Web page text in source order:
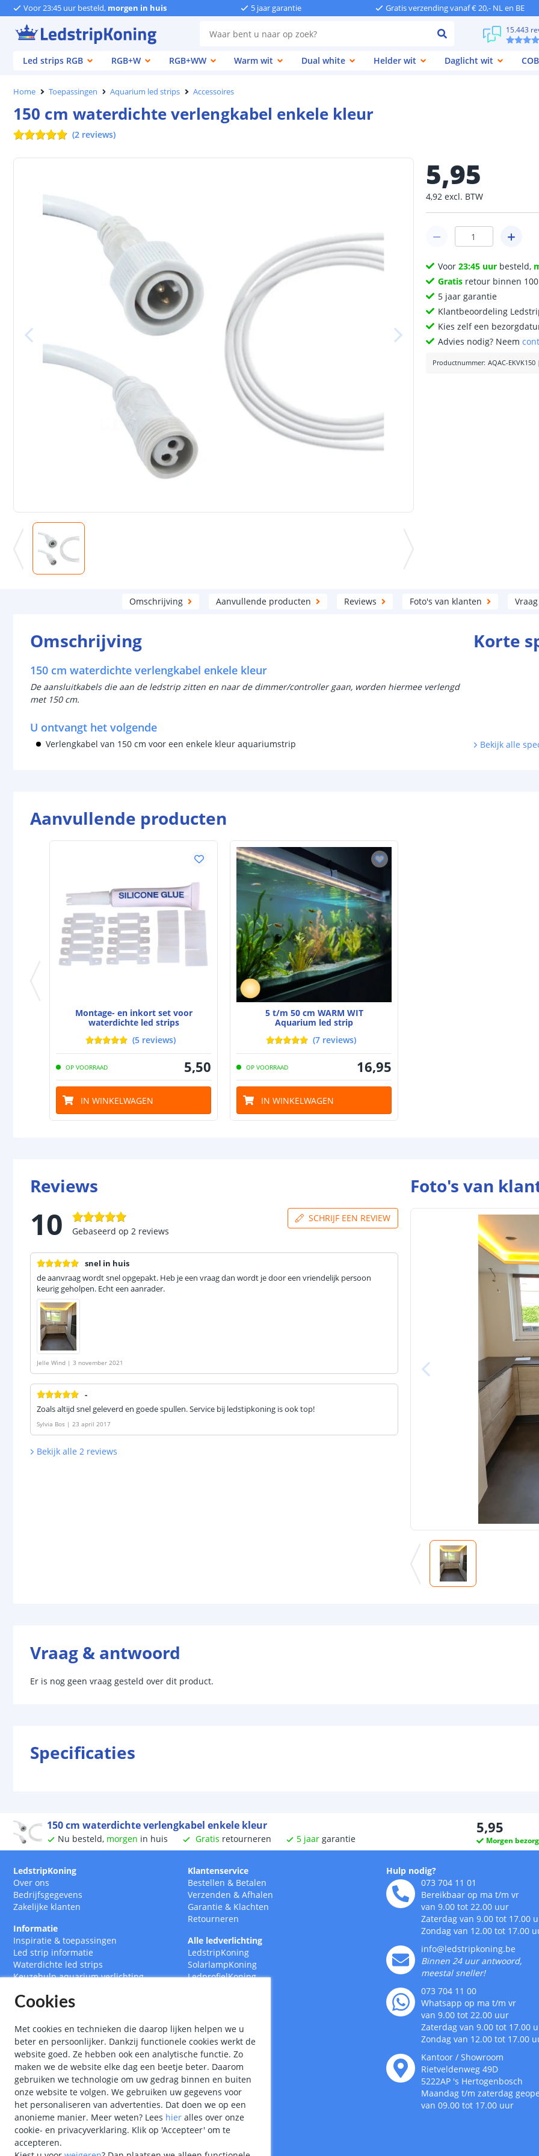
Voor 23:45 uur besteld, morgen in huis 5 jaar garantie Gratis verzending vanaf € 20,- NL en BE
15.443
Led strips RGB RGB+W RGB+WW Warm wit Dual white Helder wit Daglicht wit COB
Home Toepassingen Aquarium led strips Accessoires
150 cm waterdichte verlengkabel enkele kleur
(2 reviews)
5,95
4,92 excl. BTW
Voor23:45 uur besteld,
Gratis retour binnen
5 jaar garantie
Klantbeoordeling
Kies zelf een
Advies nodig? Neem
Productnummer: AQAC-EKVK150
Omschrijving Aanvullende producten Reviews Foto's van klanten
Omschrijving
150 cm waterdichte verlengkabel enkele kleur
De aansluitkabels die aan de ledstrip zitten en naar de dimmer/controller gaan, worden hiermee verlengd
met 150 cm.
U ontvangt het volgende
Verlengkabel van 150 cm voor een enkele kleur aquariumstrip
Korte
Bekijk alle
Aanvullende producten
Montage- en inkort set voor
waterdichte led strips
(5 reviews)
OP VOORRAAD 5,50
IN WINKELWAGEN
5 t/m 50 cm WARM WIT
Aquarium led strip
(7 reviews)
OP VOORRAAD 16,95
IN WINKELWAGEN
Reviews
10 Gebaseerd op 2 reviews
SCHRIJF EEN REVIEW
snel in huis
de aanvraag wordt snel opgepakt. Heb je een vraag dan wordt je door een vriendelijk persoon
keurig geholpen. Echt een aanrader.
Jelle Wind | 3 november 2021
-
Zoals altijd snel geleverd en goede spullen. Service bij ledstipkoning is ook top!
Sylvia Bos | 23 april 2017
Bekijk alle 2 reviews
Foto's van
Vraag & antwoord
Er is nog geen vraag gesteld over dit product.
Specificaties
150 cm waterdichte verlengkabel enkele kleur
Nu besteld, morgen in huis Gratis retourneren 5 jaar garantie
5,95
Morgen
LedstripKoning
Over ons
Bedrijfsgegevens
Zakelijke klanten
Informatie
Inspiratie & toepassingen
Led strip informatie
Waterdichte led strips
Keuzehulp aquarium verlichting
RGB CCT Multicolor led strips
Led drivers
Ledstrips 12 Volt
Ledstrips 24 Volt
Ledstrip 5 meter
Ledstrip 10 meter
Klantenservice
Bestellen & Betalen
Verzenden & Afhalen
Garantie & Klachten
Retourneren
Alle ledverlichting
LedstripKoning
SolarlampKoning
LedprofielKoning
Hulp nodig?
073 704 11 01
Bereikbaar op ma t/m vr
van 9.00 tot 22.00 uur
Zaterdag van 9.00 tot 17.00
Zondag van 12.00 tot 17.00
info@ledstripkoning.be
Binnen 24 uur antwoord,
meestal sneller!
073 704 11 00
Whatsapp op ma t/m vr
van 9.00 tot 22.00 uur
Zaterdag van 9.00 tot 17.00
Zondag van 12.00 tot 17.00
Kantoor / Showroom
Rietveldenweg 49D
5222AP 's Hertogenbosch
Maandag t/m zaterdag
van 09.00 tot 17.00 uur
Cookies
Met cookies en technieken die daarop lijken helpen we u
beter en persoonlijker. Dankzij functionele cookies werkt de
website goed. Ze hebben ook een analytische functie. Zo
maken we de website elke dag een beetje beter. Daarom
gebruiken we technologie om uw gedrag binnen en buiten
onze website te volgen. We gebruiken uw gegevens voor
het personaliseren van advertenties. Dat doen we op een
anonieme manier. Meer weten? Lees hier alles over onze
cookie- en privacyverklaring. Klik op 'Accepteer' om te
accepteren.